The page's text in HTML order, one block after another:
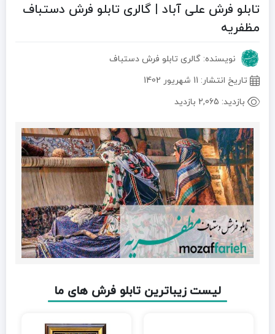
تابلو فرش علی آباد | گالری تابلو فرش دستباف
مظفریه
نویسنده: گالری تابلو فرش دستباف
تاریخ انتشار: 11 شهریور 1402
بازدید: 2,065 بازدید
لیست زیباترین تابلو فرش های ما